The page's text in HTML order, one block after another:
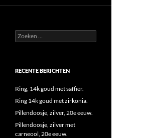
Zoeken
naar:
RECENTE BERICHTEN
Ring, 14k goud met saffier.
Ring 14k goud met zirkonia.
Pillendoosje, zilver, 20e eeuw.
Pillendoosje, zilver met
carneool, 20e eeuw.